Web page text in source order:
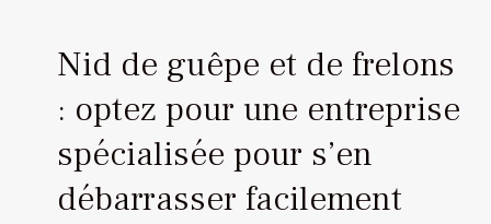
Nid de guêpe et de frelons
: optez pour une entreprise
spécialisée pour s’en
débarrasser facilement